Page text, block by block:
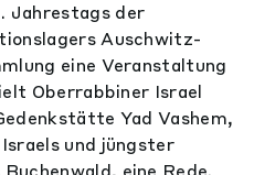
Jahrestags der
Auschwitz-
eine Veranstaltung
Oberrabbiner Israel
Yad Vashem,
und jüngster
eine Rede.